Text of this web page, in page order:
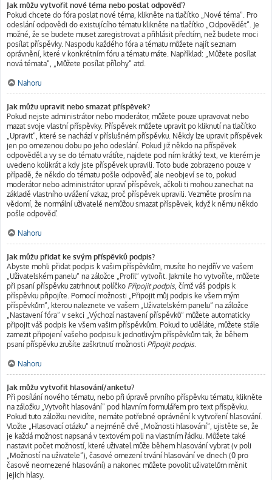
Jak můžu vytvořit nové téma nebo poslat odpověď?
Pokud chcete do fóra poslat nové téma, klikněte na tlačítko „Nové téma“. Pro
odeslání odpovědi do existujícího tématu klikněte na tlačítko „Odpovědět“. Je
možné, že se budete muset zaregistrovat a přihlásit předtím, než budete moci
posílat příspěvky. Naspodu každého fóra a tématu můžete najít seznam
oprávnění, které v konkrétním fóru a tématu máte. Například: „Můžete posílat
nová témata“, „Můžete posílat přílohy“ atd.
Nahoru
Jak můžu upravit nebo smazat příspěvek?
Pokud nejste administrátor nebo moderátor, můžete pouze upravovat nebo
mazat svoje vlastní příspěvky. Příspěvek můžete upravit po kliknutí na tlačítko
„Upravit“, které se nachází v příslušném příspěvku. Někdy lze upravit příspěvek
jen po omezenou dobu po jeho odeslání. Pokud již někdo na příspěvek
odpověděl a vy se do tématu vrátíte, najdete pod ním krátký text, ve kterém je
uvedeno kolikrát a kdy jste příspěvek upravili. Toto bude zobrazeno pouze v
případě, že někdo do tématu pošle odpověď, ale neobjeví se to, pokud
moderátor nebo administrátor upraví příspěvek, ačkoli ti mohou zanechat na
základě vlastního uvážení vzkaz, proč příspěvek upravili. Vezměte prosím na
vědomí, že normální uživatelé nemůžou smazat příspěvek, když k němu někdo
pošle odpověď.
Nahoru
Jak můžu přidat ke svým příspěvků podpis?
Abyste mohli přidat podpis k vašim příspěvkům, musíte ho nejdřív ve vašem
„Uživatelském panelu“ na záložce „Profil“ vytvořit. Jakmile ho vytvoříte, můžete
při psaní příspěvku zatrhnout políčko Připojit podpis, čímž váš podpis k
příspěvku připojíte. Pomocí možnosti „Připojit můj podpis ke všem mým
příspěvkům“, kterou naleznete ve vašem „Uživatelském panelu“ na záložce
„Nastavení fóra“ v sekci „Výchozí nastavení příspěvků“ můžete automaticky
připojit váš podpis ke všem vašim příspěvkům. Pokud to uděláte, můžete stále
zamezit připojení vašeho podpisu k jednotlivým příspěvkům tak, že během
psaní příspěvku zrušíte zaškrtnutí možnosti Připojit podpis.
Nahoru
Jak můžu vytvořit hlasování/anketu?
Při posílání nového tématu, nebo při úpravě prvního příspěvku tématu, klikněte
na záložku „Vytvořit hlasování“ pod hlavním formulářem pro text příspěvku.
Pokud tuto záložku nevidíte, nemáte potřebné oprávnění k vytvoření hlasování.
Vložte „Hlasovací otázku“ a nejméně dvě „Možnosti hlasování“, ujistěte se, že
je každá možnost napsaná v textovém poli na vlastním řádku. Můžete také
nastavit počet možností, které uživatel může během hlasování vybrat (v poli
„Možností na uživatele“), časové omezení trvání hlasování ve dnech (0 pro
časově neomezené hlasování) a nakonec můžete povolit uživatelům měnit
jejich hlasy.